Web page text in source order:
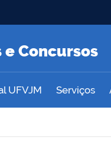
e Concursos
UFVJM Serviços